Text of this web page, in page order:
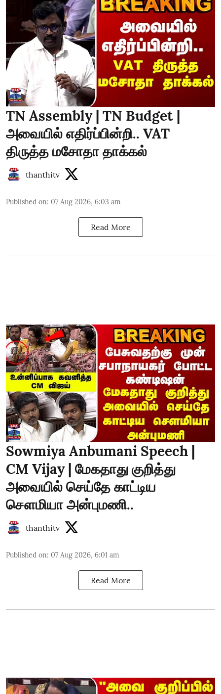
TN Assembly | TN Budget |
அவையில் எதிர்ப்பின்றி.. VAT
திருத்த மசோதா தாக்கல்
thanthitv
Published on: 07 Aug 2026, 6:03 am
Read More
Sowmiya Anbumani Speech |
CM Vijay | மேகதாது குறித்து
அவையில் செய்தே காட்டிய
சௌமியா அன்புமணி..
thanthitv
Published on: 07 Aug 2026, 6:01 am
Read More